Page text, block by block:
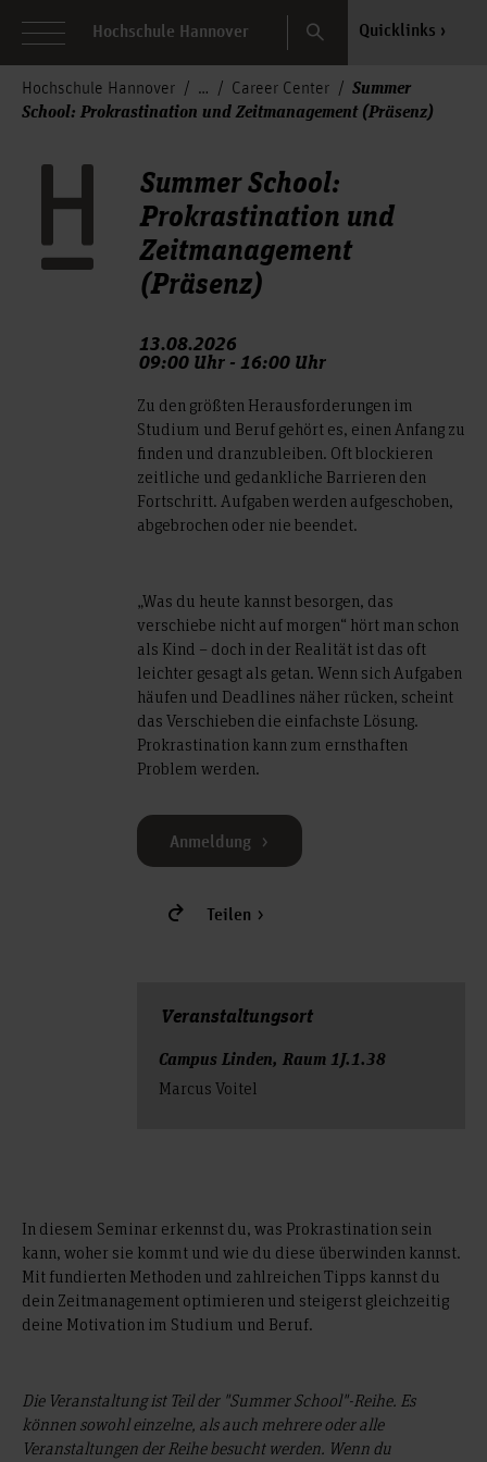
Hochschule Hannover Search Quicklinks
Hochschule Hannover Career Center
Summer
School: Prokrastination und Zeitmanagement (Präsenz)
Summer School:
Prokrastination und
Zeitmanagement
(Präsenz)
13.08.2026
09:00 Uhr - 16:00 Uhr
Zu den größten Herausforderungen im
Studium und Beruf gehört es, einen Anfang zu
finden und dranzubleiben. Oft blockieren
zeitliche und gedankliche Barrieren den
Fortschritt. Aufgaben werden aufgeschoben,
abgebrochen oder nie beendet.
„Was du heute kannst besorgen, das
verschiebe nicht auf morgen“ hört man schon
als Kind – doch in der Realität ist das oft
leichter gesagt als getan. Wenn sich Aufgaben
häufen und Deadlines näher rücken, scheint
das Verschieben die einfachste Lösung.
Prokrastination kann zum ernsthaften
Problem werden.
Anmeldung
Teilen
Veranstal­tungs­ort
Campus Linden, Raum 1J.1.38
Marcus Voitel
In diesem Seminar erkennst du, was Prokrastination sein
kann, woher sie kommt und wie du diese überwinden kannst.
Mit fundierten Methoden und zahlreichen Tipps kannst du
dein Zeitmanagement optimieren und steigerst gleichzeitig
deine Motivation im Studium und Beruf.
Die Veranstaltung ist Teil der "Summer School"-Reihe. Es
können sowohl einzelne, als auch mehrere oder alle
Veranstaltungen der Reihe besucht werden. Wenn du